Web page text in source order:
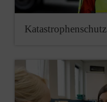
Katastrophenschutz